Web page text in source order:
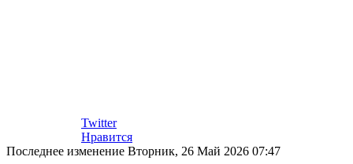
Twitter
Нравится
Последнее изменение Вторник, 26 Май 2026 07:47